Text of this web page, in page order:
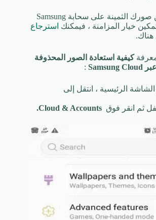
لذلك ، إذا قمت بتخزين صورك الثمينة على سحابة Samsung
خيار المزامنة ، فيمكنك استرجاع
كيفية استعادة الصور المحذوفة
:
الرئيسية ، انتقل إلى
ثم انقر فوق Cloud & Accounts.